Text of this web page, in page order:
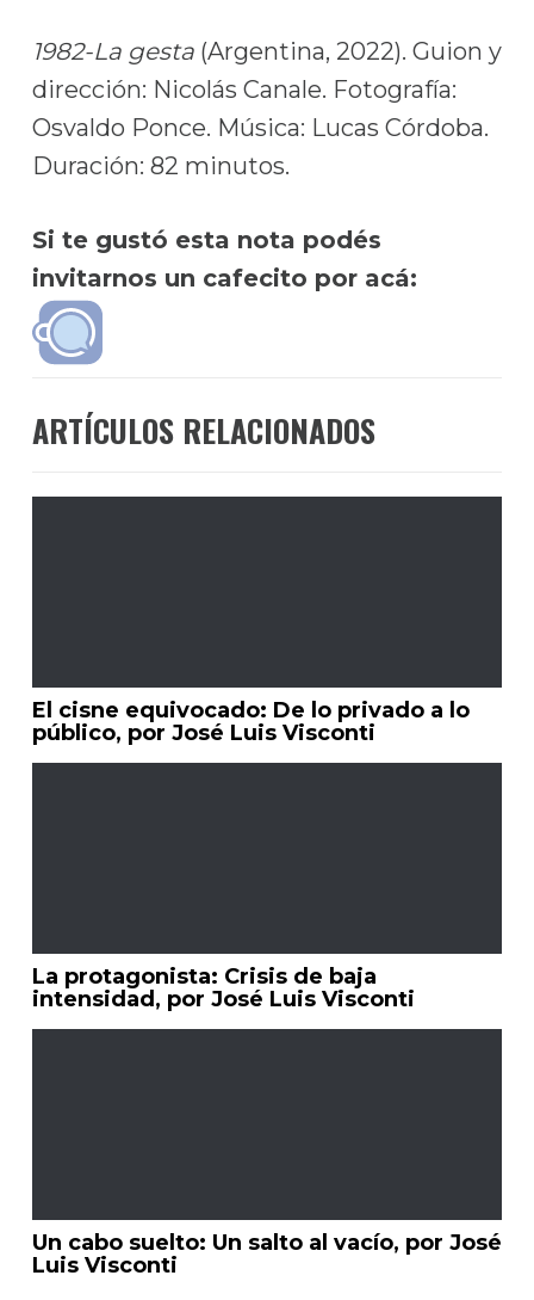
1982-La gesta(Argentina, 2022). Guion y
dirección: Nicolás Canale. Fotografía:
Osvaldo Ponce. Música: Lucas Córdoba.
Duración: 82 minutos.
Si te gustó esta nota podés
invitarnos un cafecito por acá:
ARTÍCULOS RELACIONADOS
El cisne equivocado: De lo privado a lo
público, por José Luis Visconti
La protagonista: Crisis de baja
intensidad, por José Luis Visconti
Un cabo suelto: Un salto al vacío, por José
Luis Visconti